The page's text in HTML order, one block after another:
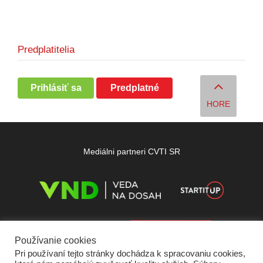
Predplatitelia
Prihlásiť sa Predplatné
HORE
Mediálni partneri CVTI SR
Používanie cookies
Pri používaní tejto stránky dochádza k spracovaniu cookies,